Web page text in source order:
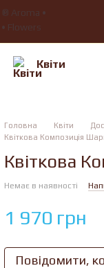
Квiти
Головна Квiти
Квіткова Композиція
Квіткова
Немає в наявності
1 970 грн
Повідомити,